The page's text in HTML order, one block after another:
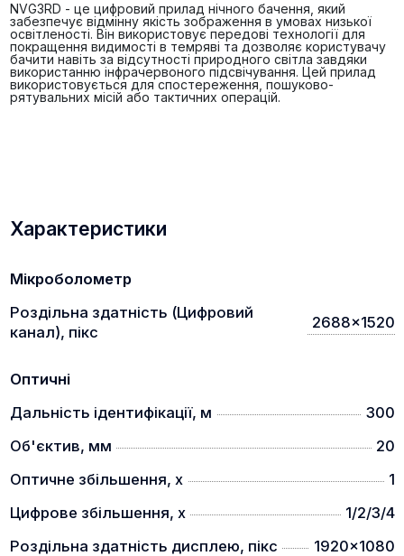
NVG3RD - це цифровий прилад нічного бачення, який
забезпечує відмінну якість зображення в умовах низької
освітленості. Він використовує передові технології для
покращення видимості в темряві та дозволяє користувачу
бачити навіть за відсутності природного світла завдяки
використанню інфрачервоного підсвічування. Цей прилад
використовується для спостереження, пошуково-
рятувальних місій або тактичних операцій.
Характеристики
Мікроболометр
Роздільна здатність (Цифровий
канал), пікс
2688x1520
Оптичні
Дальність ідентифікації, м
300
Об'єктив, мм
20
Оптичне збільшення, x
1
Цифрове збільшення, x
1/2/3/4
Роздільна здатність дисплею, пікс
1920x1080